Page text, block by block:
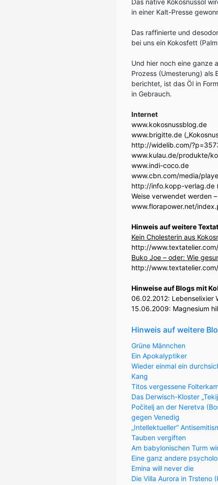
Das native Kokosnussöl
in einer Kalt-Presse
Das raffinierte und
bei uns ein Kokosfett
Und hier noch eine ganze
Prozess (Umesterung)
berichtet, ist das Öl in
in Gebrauch.
Internet
www.kokosnussblog.de
www.brigitte.de
http://widelib.com/
www.kulau.de/produkte/
www.indi-coco.de
www.cbn.com/media/
http://info.kopp-verlag.de
Weise verwendet werden
www.florapower.net/
Hinweis auf weitere
Kein Cholesterin aus
http://
Buko Joe – oder: Wie
http://
Hinweise auf Blogs mit
06.02.2012: Lebenselixier
15.06.2009: Magnesium
Hinweis auf weitere
Grüne Männchen
Ein Apokalyptiker
Wieder einmal ein
Kang
Titos vergessene
Das Derwisch-Kloster
Počitelj an der Neretva
gegen Venedig
„Intellektueller“
Tauben vergiften
Am babylonischen Turm
Eine ganz andere
Emina will never die
Die Villa Aurora in Trsteno